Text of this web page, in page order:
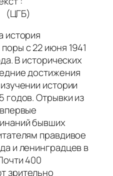
(ЦГБ)
история
с 22 июня 1941
В исторических
достижения
истории
годов. Отрывки из
бывших
правдивое
и ленинградцев в
400
зрительно